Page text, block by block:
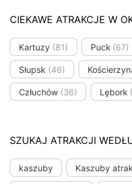
CIEKAWE ATRAKCJE W
Kartuzy (81) Puck (67)
Słupsk (46)
Człuchów (36) Lębork
SZUKAJ ATRAKCJI
kaszuby Kaszuby